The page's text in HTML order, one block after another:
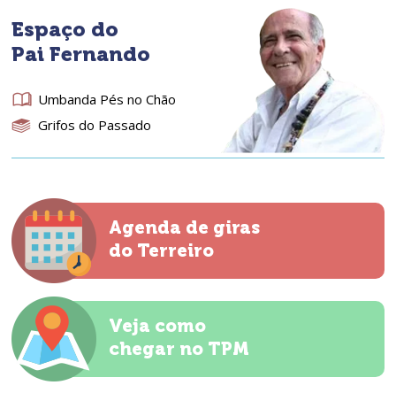
Espaço do
Pai Fernando
Umbanda Pés no Chão
Grifos do Passado
Agenda de giras
do Terreiro
Veja como
chegar no TPM